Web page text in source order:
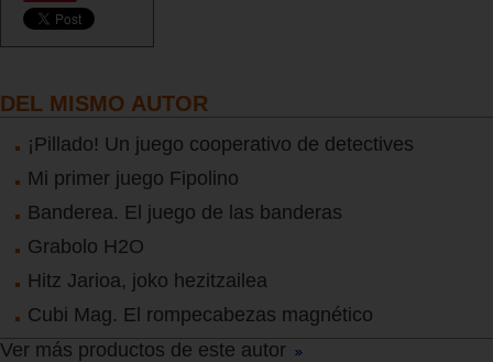
DEL MISMO AUTOR
¡Pillado! Un juego cooperativo de detectives
Mi primer juego Fipolino
Banderea. El juego de las banderas
Grabolo H2O
Hitz Jarioa, joko hezitzailea
Cubi Mag. El rompecabezas magnético
Ver más productos de este autor